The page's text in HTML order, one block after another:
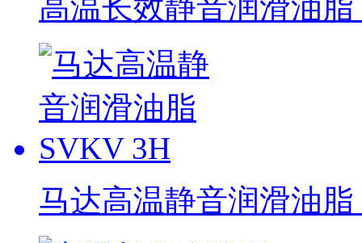
高温长效静音润滑油脂
马达高温静音润滑油